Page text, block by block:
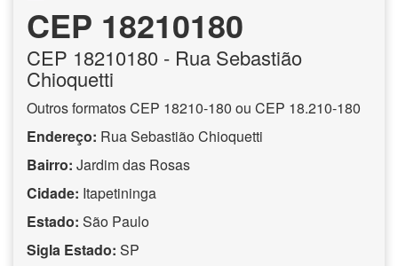
CEP 18210180
CEP 18210180 - Rua Sebastião
Chioquetti
Outros formatos CEP 18210-180 ou CEP 18.210-180
Endereço: Rua Sebastião Chioquetti
Bairro: Jardim das Rosas
Cidade: Itapetininga
Estado: São Paulo
Sigla Estado: SP